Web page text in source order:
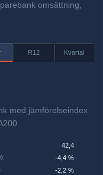
omsättning,
R12 Kvartal
med jämförelseindex
: -4,4 %
42,4
: -2,2 %